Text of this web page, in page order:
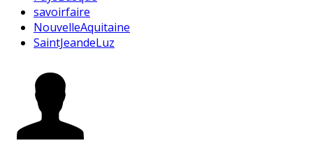
savoirfaire
NouvelleAquitaine
SaintJeandeLuz